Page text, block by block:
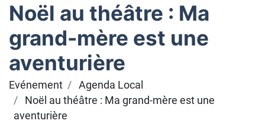
Noël au théâtre : Ma
grand-mère est une
aventurière
Evénement
Agenda Local
Noël au théâtre : Ma grand-mère est une
aventurière